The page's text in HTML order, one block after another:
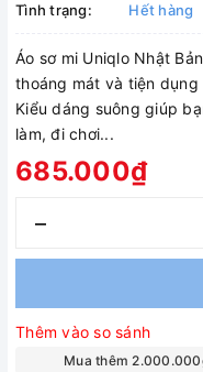
Tình trạng:
Hết hàng
Áo sơ mi Uniqlo Nhật
thoáng mát và tiện
Kiểu dáng suông giúp
làm, đi chơi...
685.000₫
–
Thêm vào so sánh
Mua thêm